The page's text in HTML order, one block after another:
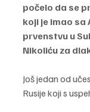
počelo da se
koji je imao sa
prvenstvu u
Nikoliću za
Još jedan od
Rusije koji s